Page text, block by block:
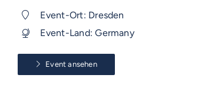
Event-Ort: Dresden
Event-Land: Germany
Event ansehen